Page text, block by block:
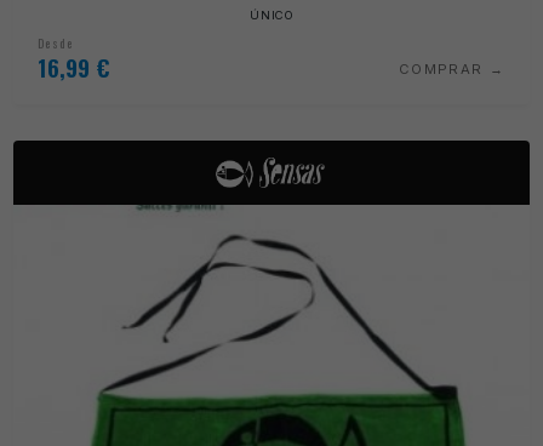
ÚNICO
Desde
16,99 € COMPRAR